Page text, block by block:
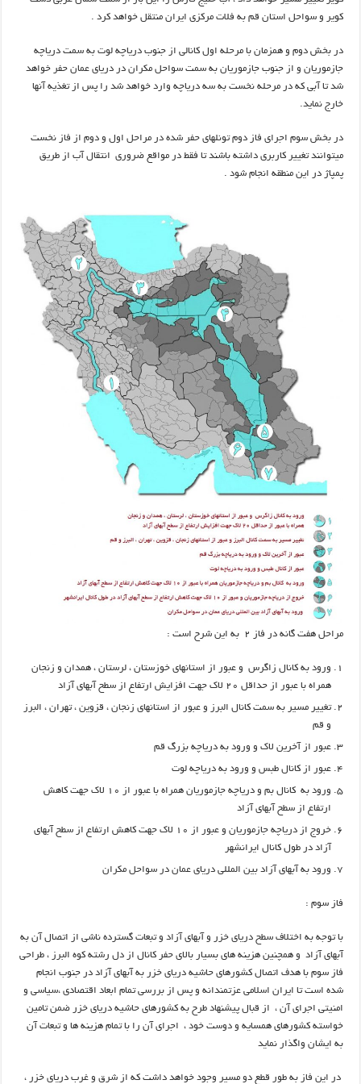
کویر و سواحل استان قم به فلات مرکزی ایران منتقل خواهد کرد .
در بخش دوم و همزمان با مرحله اول کانالی از جنوب دریاچه لوت به سمت دریاچه
جازموریان و از جنوب جازموریان به سمت سواحل مکران در دریای عمان حفر خواهد
شد تا آبی که در مرحله نخست به سه دریاچه وارد خواهد شد را پس از تغذیه آنها
خارج نماید.
در بخش سوم اجرای فاز دوم تونلهای حفر شده در مراحل اول و دوم از فاز نخست
میتوانند تغییر کاربری داشته باشند تا فقط در مواقع ضروری انتقال آب از طریق
پمپاژ در این منطقه انجام شود .
مراحل هفت گانه در فاز ۲ به این شرح است :
ورود به کانال زاگرس و عبور از استانهای خوزستان ، لرستان ، همدان و زنجان
همراه با عبور از حداقل ۲۰ لاک جهت افزایش ارتفاع از سطح آبهای آزاد
تغییر مسیر به سمت کانال البرز و عبور از استانهای زنجان ، قزوین ، تهران ، البرز
و قم
عبور از آخرین لاک و ورود به دریاچه بزرگ قم
عبور از کانال طبس و ورود به دریاچه لوت
ورود به کانال بم و دریاچه جازموریان همراه با عبور از ۱۰ لاک جهت کاهش
ارتفاع از سطح آبهای آزاد
خروج از دریاچه جازموریان و عبور از ۱۰ لاک جهت کاهش ارتفاع از سطح آبهای
آزاد در طول کانال ایرانشهر
ورود به آبهای آزاد بین المللی دریای عمان در سواحل مکران
فاز سوم :
با توجه به اختلاف سطح دریای خزر و آبهای آزاد و تبعات گسترده ناشی از اتصال آن به
آبهای آزاد و همچنین هزینه های بسیار بالای حفر کانال از دل رشته کوه البرز ، طراحی
فاز سوم با هدف اتصال کشورهای حاشیه دریای خزر به آبهای آزاد در جنوب انجام
شده است تا ایران اسلامی عزتمندانه و پس از بررسی تمام ابعاد اقتصادی ،سیاسی و
امنیتی اجرای آن ، از قبال پیشنهاد طرح به کشورهای حاشیه دریای خزر ضمن تامین
خواسته کشورهای همسایه و دوست خود ، اجرای آن را با تمام هزینه ها و تبعات آن
به ایشان واگذار نماید
در این فاز به طور قطع دو مسیر وجود خواهد داشت که از شرق و غرب دریای خزر ،